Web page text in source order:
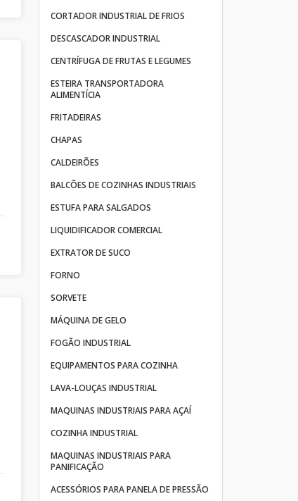
CORTADOR INDUSTRIAL DE FRIOS
DESCASCADOR INDUSTRIAL
CENTRÍFUGA DE FRUTAS E LEGUMES
ESTEIRA TRANSPORTADORA
ALIMENTÍCIA
FRITADEIRAS
CHAPAS
CALDEIRÕES
BALCÕES DE COZINHAS INDUSTRIAIS
ESTUFA PARA SALGADOS
LIQUIDIFICADOR COMERCIAL
EXTRATOR DE SUCO
FORNO
SORVETE
MÁQUINA DE GELO
FOGÃO INDUSTRIAL
EQUIPAMENTOS PARA COZINHA
LAVA-LOUÇAS INDUSTRIAL
MAQUINAS INDUSTRIAIS PARA AÇAÍ
COZINHA INDUSTRIAL
MAQUINAS INDUSTRIAIS PARA
PANIFICAÇÃO
ACESSÓRIOS PARA PANELA DE PRESSÃO